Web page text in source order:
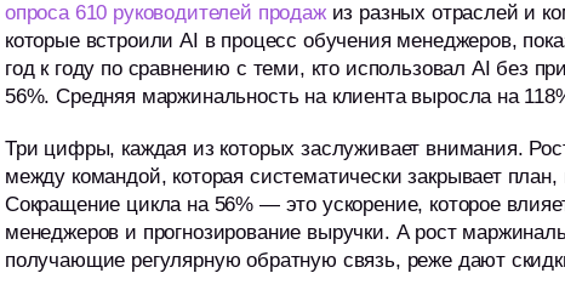
опроса 610 руководителей продажиз разных отраслей и
которые встроили AI в процесс обучения менеджеров,
год к году по сравнению с теми, кто использовал AI без
56%. Средняя маржинальность на клиента выросла на
Три цифры, каждая из которых заслуживает внимания.
между командой, которая систематически закрывает
Сокращение цикла на 56% — это ускорение, которое
менеджеров и прогнозирование выручки. А рост
получающие регулярную обратную связь, реже дают